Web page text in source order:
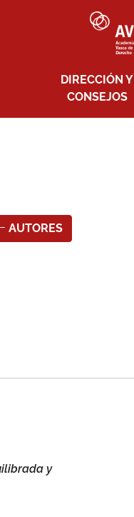
DIRECCIÓN Y
CONSEJOS
AUTORES
y